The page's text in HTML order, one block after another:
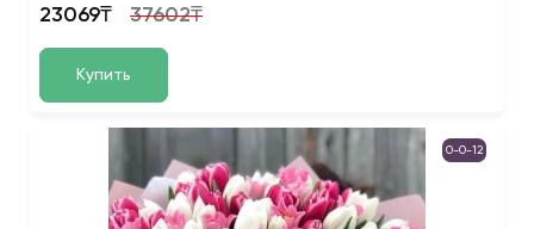
23069₸ 37602₸
Купить
0-0-12